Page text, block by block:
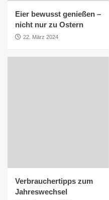
Eier bewusst genießen –
nicht nur zu Ostern
22. März 2024
Verbrauchertipps zum
Jahreswechsel